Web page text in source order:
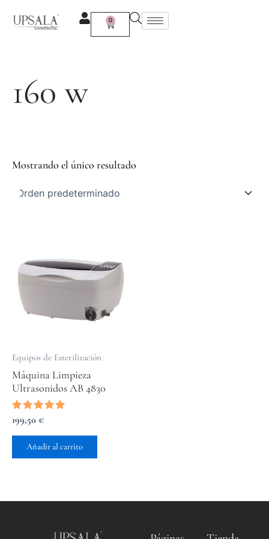
contenido
0
Carrito
160 w
Mostrando el único resultado
Equipos de Esterilización
Máquina Limpieza
Ultrasonidos AB 4830
Valorado
con
5.00
de 5
199,50 €
Añadir al carrito